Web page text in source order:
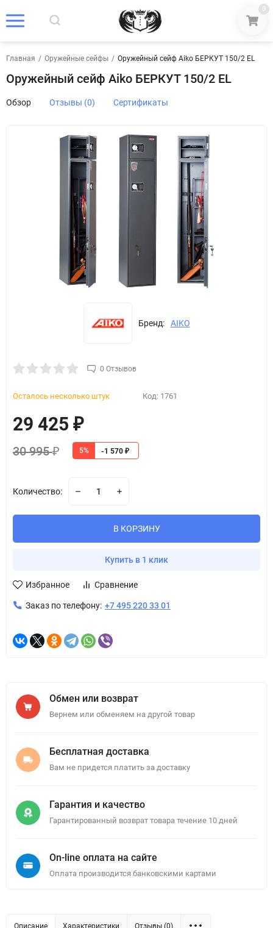
0
Главная / Оружейные сейфы / Оружейный сейф Aiko БЕРКУТ 150/2 EL
Оружейный сейф Aiko БЕРКУТ 150/2 EL
Обзор Отзывы (0) Сертификаты
Бренд: AIKO
0 Отзывов
Осталось несколько штук Код: 1761
29 425 ₽
30 995₽ 5% -1 570 ₽
Количество:
В КОРЗИНУ
Купить в 1 клик
Избранное Сравнение
Заказ по телефону: +7 495 220 33 01
Обмен или возврат
Вернем или обменяем на другой товар
Бесплатная доставка
Вам не придется платить за доставку
Гарантия и качество
Гарантированный возврат товара течение 10 дней
On-line оплата на сайте
Оплата производится банковскими картами
Описание Характеристики Отзывы (0)